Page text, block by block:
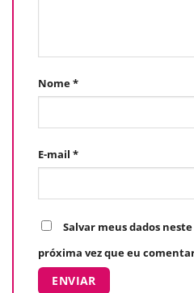
Nome*
E-mail *
Salvar meus dados
próxima vez que eu